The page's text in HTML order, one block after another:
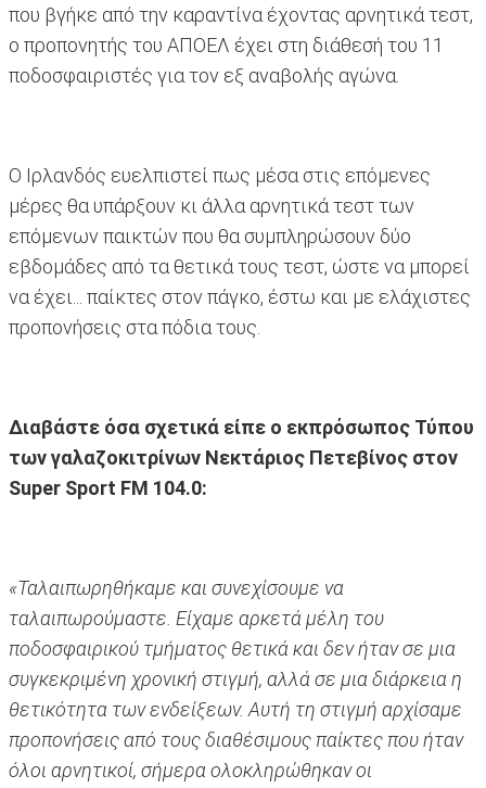
που βγήκε από την καραντίνα έχοντας αρνητικά τεστ,
ο προπονητής του ΑΠΟΕΛ έχει στη διάθεσή του 11
ποδοσφαιριστές για τον εξ αναβολής αγώνα.
Ο Ιρλανδός ευελπιστεί πως μέσα στις επόμενες
μέρες θα υπάρξουν κι άλλα αρνητικά τεστ των
επόμενων παικτών που θα συμπληρώσουν δύο
εβδομάδες από τα θετικά τους τεστ, ώστε να μπορεί
να έχει... παίκτες στον πάγκο, έστω και με ελάχιστες
προπονήσεις στα πόδια τους.
Διαβάστε όσα σχετικά είπε ο εκπρόσωπος Τύπου
των γαλαζοκιτρίνων Νεκτάριος Πετεβίνος στον
Super Sport FM 104.0:
«Ταλαιπωρηθήκαμε και συνεχίσουμε να
ταλαιπωρούμαστε. Είχαμε αρκετά μέλη του
ποδοσφαιρικού τμήματος θετικά και δεν ήταν σε μια
συγκεκριμένη χρονική στιγμή, αλλά σε μια διάρκεια η
θετικότητα των ενδείξεων. Αυτή τη στιγμή αρχίσαμε
προπονήσεις από τους διαθέσιμους παίκτες που ήταν
όλοι αρνητικοί, σήμερα ολοκληρώθηκαν οι